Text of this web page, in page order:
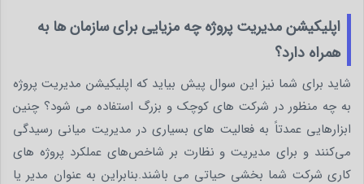
اپلیکیشن مدیریت پروژه چه مزیایی برای سازمان ها به
همراه دارد؟
شاید برای شما نیز این سوال پیش بیاید که اپلیکیشن مدیریت پروژه
به چه منظور در شرکت های کوچک و بزرگ استفاده می شود؟ چنین
ابزارهایی عمدتاً به فعالیت های بسیاری در مدیریت میانی رسیدگی
می‌کنند و برای مدیریت و نظارت بر شاخص‌های عملکرد پروژه های
کاری شرکت شما بخشی حیاتی می باشند.بنابراین به عنوان مدیر یا